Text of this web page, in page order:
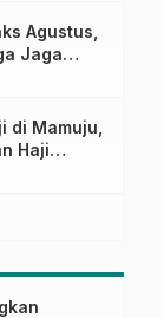
Agustus,
Jaga
di Mamuju,
Haji